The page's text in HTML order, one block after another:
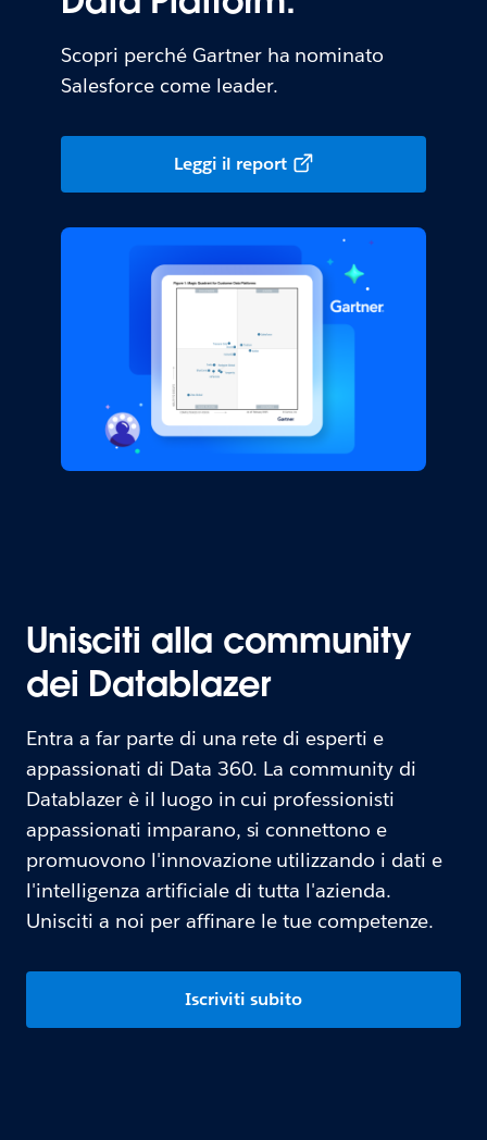
Scopri perché Gartner ha nominato
Salesforce come leader.
Leggi il report
Unisciti alla community
dei Datablazer
Entra a far parte di una rete di esperti e
appassionati di Data 360. La community di
Datablazer è il luogo in cui professionisti
appassionati imparano, si connettono e
promuovono l'innovazione utilizzando i dati e
l'intelligenza artificiale di tutta l'azienda.
Unisciti a noi per affinare le tue competenze.
Iscriviti subito